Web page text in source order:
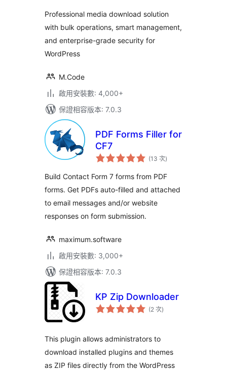
數
Professional media download solution
with bulk operations, smart management,
and enterprise-grade security for
WordPress
M.Code
啟用安裝數: 4,000+
保證相容版本: 7.0.3
PDF Forms Filler for
CF7
(13 次評
分
數
)
Build Contact Form 7 forms from PDF
forms. Get PDFs auto-filled and attached
to email messages and/or website
responses on form submission.
maximum.software
啟用安裝數: 3,000+
保證相容版本: 7.0.3
KP Zip Downloader
(2 次評
分)
This plugin allows administrators to
download installed plugins and themes
as ZIP files directly from the WordPress